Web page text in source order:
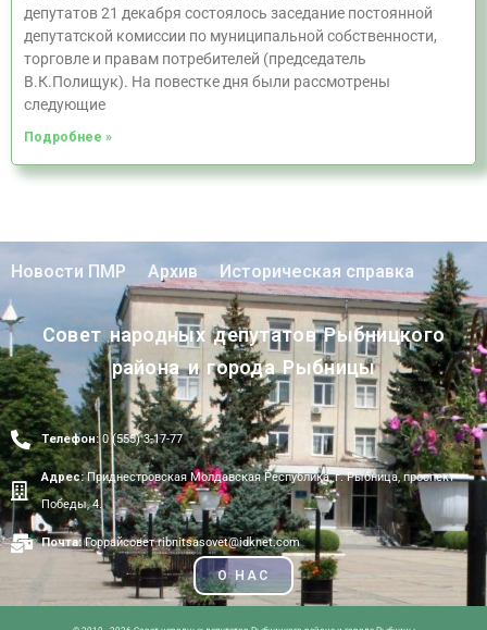
депутатов 21 декабря состоялось заседание постоянной
депутатской комиссии по муниципальной собственности,
торговле и правам потребителей (председатель
В.К.Полищук). На повестке дня были рассмотрены
следующие
Подробнее »
Новости ПМР Архив Историческая справка
Совет народных депутатов Рыбницкого
района и города Рыбницы
Телефон:0 (555) 3-17-77
Адрес:Приднестровская Молдавская Республика, г. Рыбница, проспект
Победы, 4.
Почта:Горрайсовет ribnitsasovet@idknet.com
О НАС